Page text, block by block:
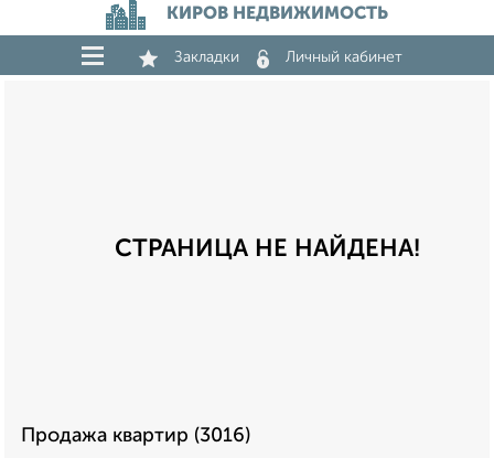
КИРОВ НЕДВИЖИМОСТЬ
Закладки Личный кабинет
СТРАНИЦА НЕ НАЙДЕНА!
Продажа квартир (3016)